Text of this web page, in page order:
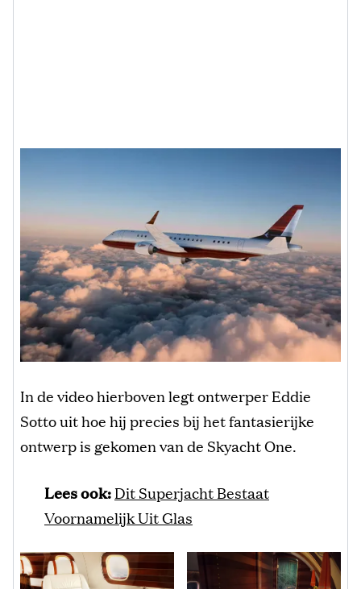
In de video hierboven legt ontwerper Eddie
Sotto uit hoe hij precies bij het fantasierijke
ontwerp is gekomen van de Skyacht One.
Lees ook:Dit Superjacht Bestaat
Voornamelijk Uit Glas